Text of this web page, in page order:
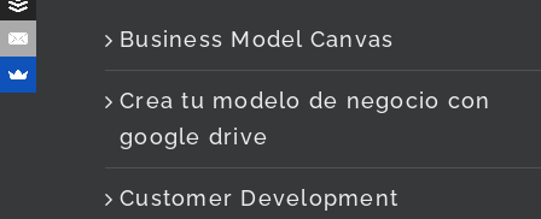
Business Model Canvas
Crea tu modelo de negocio con
google drive
Customer Development